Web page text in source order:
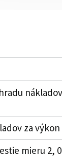
za
mieru 2,